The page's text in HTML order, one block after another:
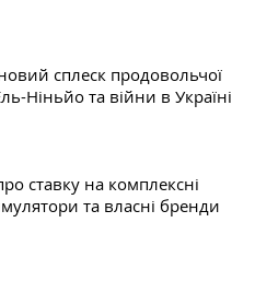
сплеск продовольчої
Ніньйо та війни в Україні
ставку на комплексні
та власні бренди